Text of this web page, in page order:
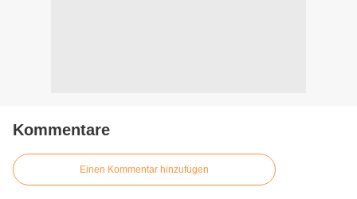
Kommentare
Einen Kommentar hinzufügen